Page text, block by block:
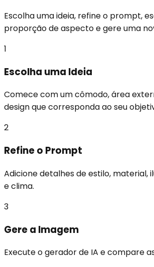
Escolha uma ideia, refine o prompt,
proporção de aspecto e gere uma
1
Escolha uma Ideia
Comece com um cômodo, área
design que corresponda ao seu
2
Refine o Prompt
Adicione detalhes de estilo, material,
e clima.
3
Gere a Imagem
Execute o gerador de IA e compare